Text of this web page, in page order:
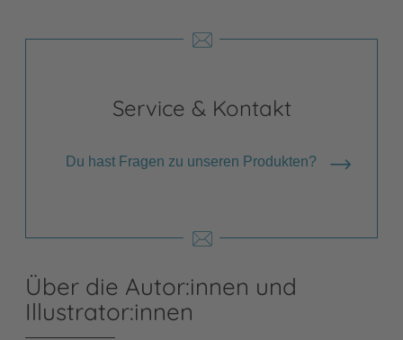
Service & Kontakt
Du hast Fragen zu unseren Produkten?
Über die Autor:innen und
Illustrator:innen